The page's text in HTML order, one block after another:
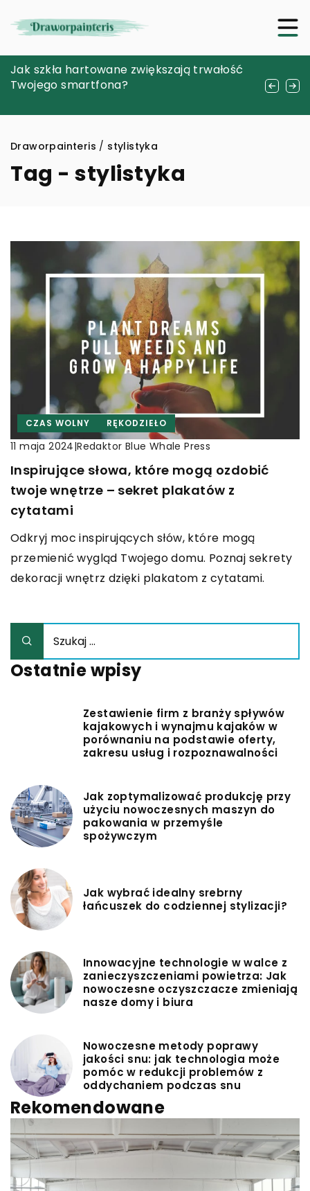
Jak nosić naszyjniki z naturalnymi
kamieniami dla maksymalnego spokoju i
Jak szkła hartowane zwiększają trwałość
Twojego smartfona?
Bezbolesne leczenie kanałowe: jak
nowoczesna technologia zmienia oblicze
Draworpainteris / stylistyka
Tag - stylistyka
CZAS WOLNY RĘKODZIEŁO
11 maja 2024|Redaktor Blue Whale Press
Inspirujące słowa, które mogą ozdobić
twoje wnętrze – sekret plakatów z
cytatami
Odkryj moc inspirujących słów, które mogą
przemienić wygląd Twojego domu. Poznaj sekrety
dekoracji wnętrz dzięki plakatom z cytatami.
Ostatnie wpisy
Zestawienie firm z branży spływów
kajakowych i wynajmu kajaków w
porównaniu na podstawie oferty,
zakresu usług i rozpoznawalności
Jak zoptymalizować produkcję przy
użyciu nowoczesnych maszyn do
pakowania w przemyśle
spożywczym
Jak wybrać idealny srebrny
łańcuszek do codziennej stylizacji?
Innowacyjne technologie w walce z
zanieczyszczeniami powietrza: Jak
nowoczesne oczyszczacze zmieniają
nasze domy i biura
Nowoczesne metody poprawy
jakości snu: jak technologia może
pomóc w redukcji problemów z
oddychaniem podczas snu
Rekomendowane